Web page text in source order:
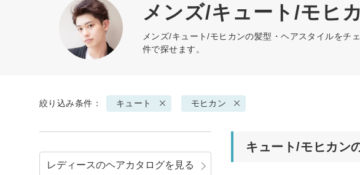
メンズ/キュート/モヒ
メンズ/キュート/モヒカンの髪型・ヘアスタイルをチ
件で探せます。
絞り込み条件： キュート モヒカン
キュート/モヒカン
レディースのヘアカタログを見る